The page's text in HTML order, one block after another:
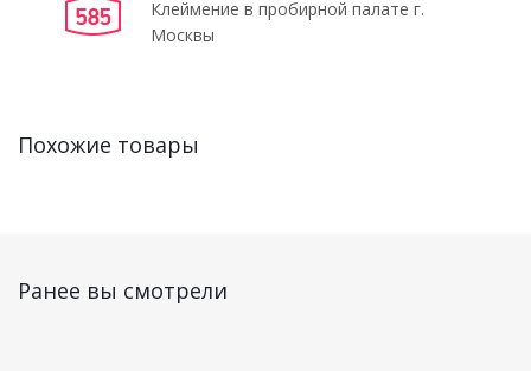
Клеймение в пробирной палате г.
Москвы
Похожие товары
Ранее вы смотрели